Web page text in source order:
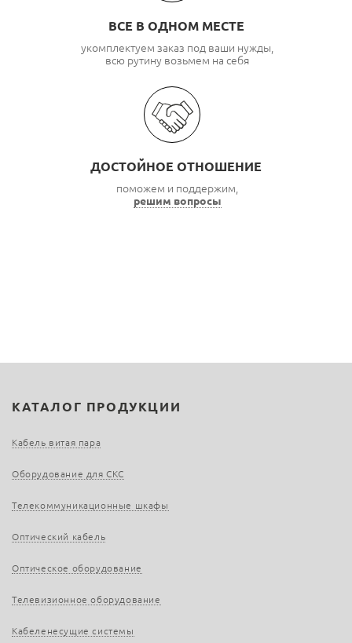
ВСЕ В ОДНОМ МЕСТЕ
укомплектуем заказ под ваши нужды,
всю рутину возьмем на себя
ДОСТОЙНОЕ ОТНОШЕНИЕ
поможем и поддержим,
решим вопросы
КАТАЛОГ ПРОДУКЦИИ
Кабель витая пара
Оборудование для СКС
Телекоммуникационные шкафы
Оптический кабель
Оптическое оборудование
Телевизионное оборудование
Кабеленесущие системы